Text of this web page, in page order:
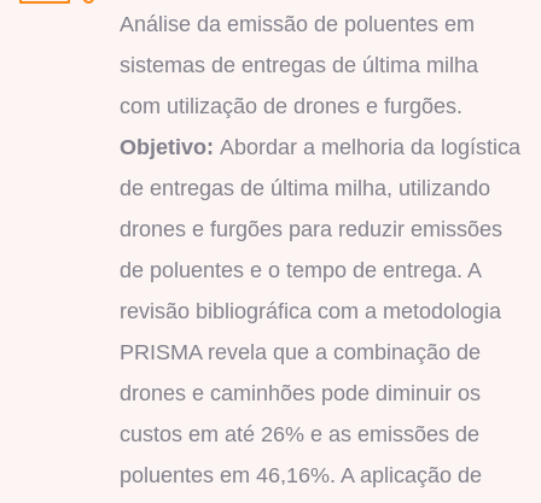
Análise da emissão de poluentes em
sistemas de entregas de última milha
com utilização de drones e furgões.
Objetivo: Abordar a melhoria da logística
de entregas de última milha, utilizando
drones e furgões para reduzir emissões
de poluentes e o tempo de entrega. A
revisão bibliográfica com a metodologia
PRISMA revela que a combinação de
drones e caminhões pode diminuir os
custos em até 26% e as emissões de
poluentes em 46,16%. A aplicação de